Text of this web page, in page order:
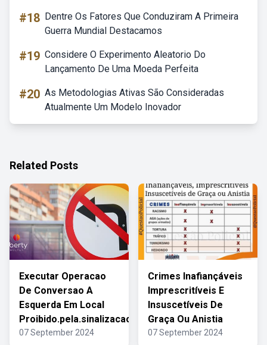
#18 Dentre Os Fatores Que Conduziram A Primeira
Guerra Mundial Destacamos
#19 Considere O Experimento Aleatorio Do
Lançamento De Uma Moeda Perfeita
#20 As Metodologias Ativas São Consideradas
Atualmente Um Modelo Inovador
Related Posts
Executar Operacao
De Conversao A
Esquerda Em Local
Proibido.pela.sinalizacao
07 September 2024
Crimes Inafiançáveis
Imprescritíveis E
Insuscetíveis De
Graça Ou Anistia
07 September 2024